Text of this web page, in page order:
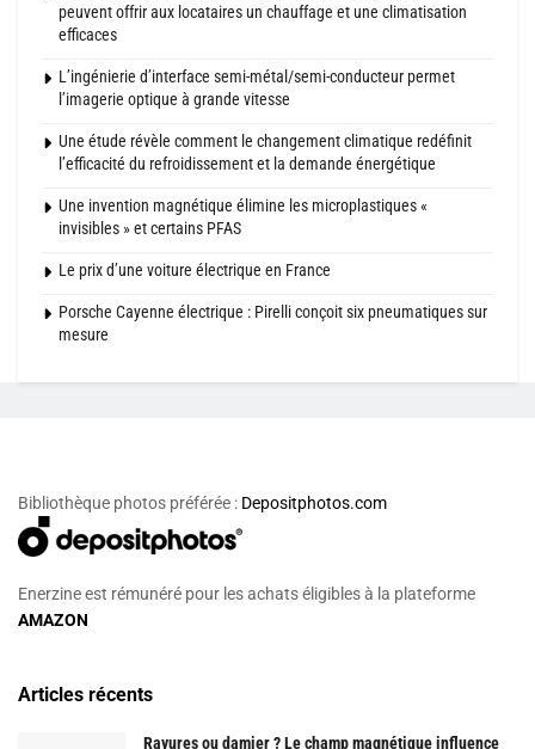
peuvent offrir aux locataires un chauffage et une climatisation
efficaces
L’ingénierie d’interface semi-métal/semi-conducteur permet
l’imagerie optique à grande vitesse
Une étude révèle comment le changement climatique redéfinit
l’efficacité du refroidissement et la demande énergétique
Une invention magnétique élimine les microplastiques «
invisibles » et certains PFAS
Le prix d’une voiture électrique en France
Porsche Cayenne électrique : Pirelli conçoit six pneumatiques sur
mesure
Bibliothèque photos préférée : Depositphotos.com
Enerzine est rémunéré pour les achats éligibles à la plateforme
AMAZON
Articles récents
Rayures ou damier ? Le champ magnétique influence